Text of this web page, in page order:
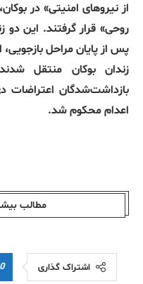
از نیروهای امنیتی» در
پس از پایان مراحل بازجویی،
زندان بوکان منتقل
بازداشت‌شدگان اعتراضات
اعدام محکوم شد.
مطالب
اشتراک گذاری 0